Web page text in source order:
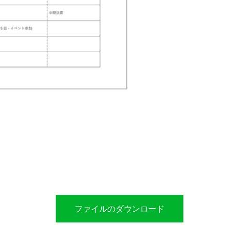
ファイルのダウンロード